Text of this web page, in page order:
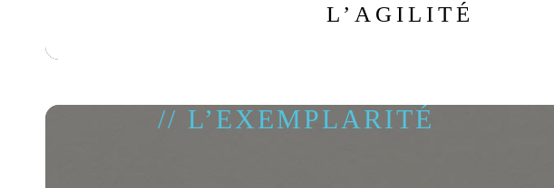
L’AGILITÉ
// L’EXEMPLARITÉ